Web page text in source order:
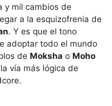
y mil cambios de
a la esquizofrenia de
. Y es que el tono
adoptar todo el mundo
de Moksha o Moho
vía más lógica de